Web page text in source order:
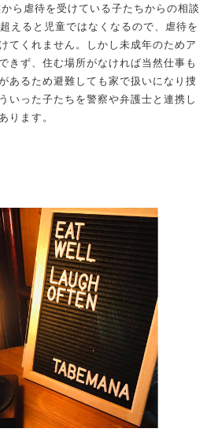
ら虐待を受けている子たちからの相談
えると児童ではなくなるので、虐待を
てくれません。しかし未成年のためア
きず、住む場所がなければ当然仕事も
あるため避難しても家で扱いになり捜
いった子たちを警察や弁護士と連携し
ります。